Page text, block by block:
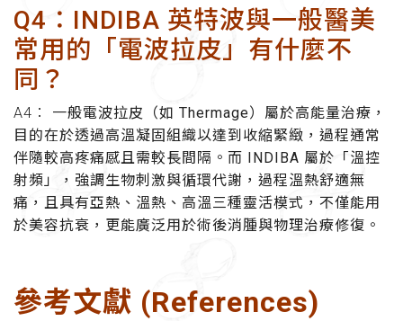
Q4：INDIBA 英特波與一般醫美
常用的「電波拉皮」有什麼不
同？
A4：
一般電波拉皮（如 Thermage）屬於高能量治療，
目的在於透過高溫凝固組織以達到收縮緊緻，過程通常
伴隨較高疼痛感且需較長間隔。而 INDIBA 屬於「溫控
射頻」，強調生物刺激與循環代謝，過程溫熱舒適無
痛，且具有亞熱、溫熱、高溫三種靈活模式，不僅能用
於美容抗衰，更能廣泛用於術後消腫與物理治療修復。
參考文獻 (References)